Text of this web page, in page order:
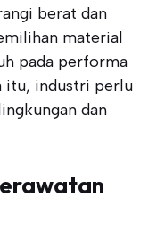
berat dan
material
pada performa
itu, industri perlu
dan